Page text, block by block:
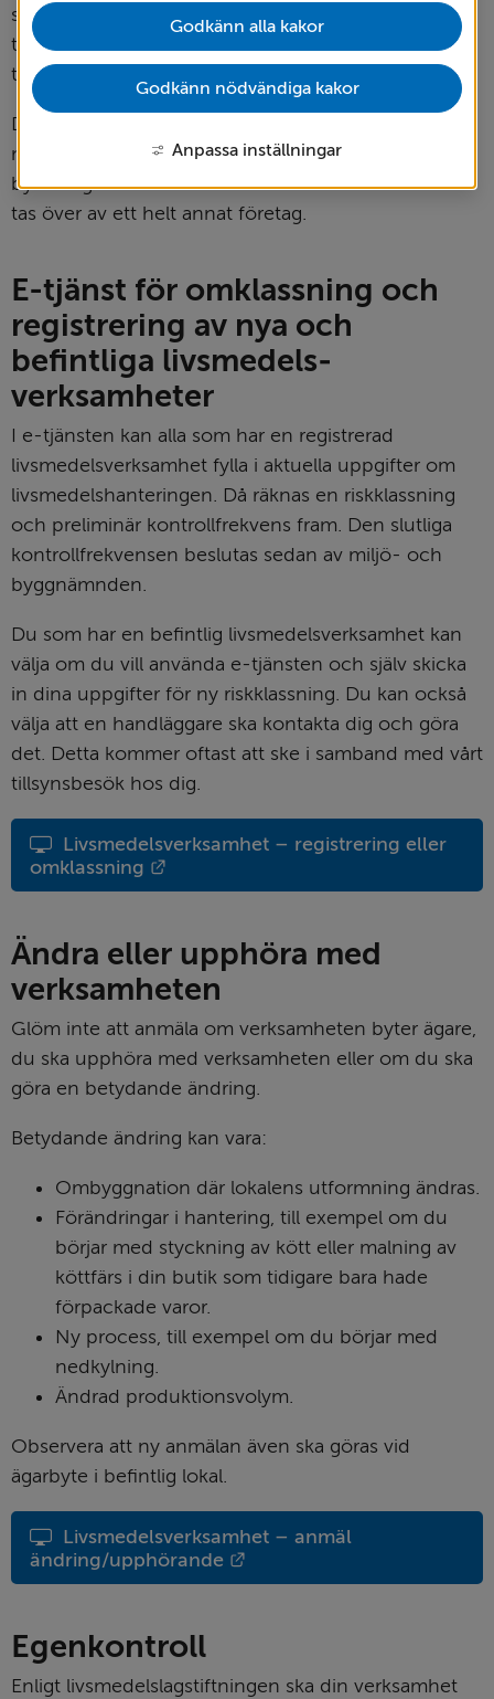
Godkänn alla kakor
Godkänn nödvändiga kakor
Anpassa inställningar
startar din verksamhet. Du får starta verksamheten
två veckor efter att du gjort din anmälan, eller
tidigare om du får ditt beslut.
Detsamma gäller om du vill förändra eller upphöra
med din verksamhet, om en och samma företagare
byter organisationsnummer eller om verk­sam­heten
tas över av ett helt annat företag.
E-tjänst för omklassning och
registrering av nya och
befintliga livsmedels­
verksamheter
I e-tjänsten kan alla som har en registrerad
livsmedelsverksamhet fylla i aktuella uppgifter om
livsmedels­hanteringen. Då räknas en riskklassning
och preliminär kontrollfrekvens fram. Den slutliga
kontrollfrekvensen beslutas sedan av miljö- och
bygg­nämnden.
Du som har en befintlig livsmedels­verksamhet kan
välja om du vill använda e-tjänsten och själv skicka
in dina uppgifter för ny riskklassning. Du kan också
välja att en handläggare ska kontakta dig och göra
det. Detta kommer oftast att ske i samband med vårt
tillsynsbesök hos dig.
Livsmedelsverksamhet – registrering eller
omklassning
Ändra eller upphöra med
verksamheten
Glöm inte att anmäla om verksamheten byter ägare,
du ska upphöra med verksamheten eller om du ska
göra en betydande ändring.
Betydande ändring kan vara:
Ombyggnation där lokalens utformning ändras.
Förändringar i hantering, till exempel om du
börjar med styckning av kött eller malning av
köttfärs i din butik som tidigare bara hade
förpackade varor.
Ny process, till exempel om du börjar med
nedkylning.
Ändrad produktionsvolym.
Observera att ny anmälan även ska göras vid
ägarbyte i befintlig lokal.
Livsmedelsverksamhet – anmäl
ändring/upphörande
Egenkontroll
Enligt livsmedelslagstiftningen ska din verksamhet